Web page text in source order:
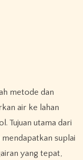
metode dan
air ke lahan
Tujuan utama dari
suplai
yang tepat,